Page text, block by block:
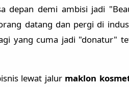
depan demi ambisi jadi
datang dan pergi di
yang cuma jadi "donatur"
lewat jalur maklon